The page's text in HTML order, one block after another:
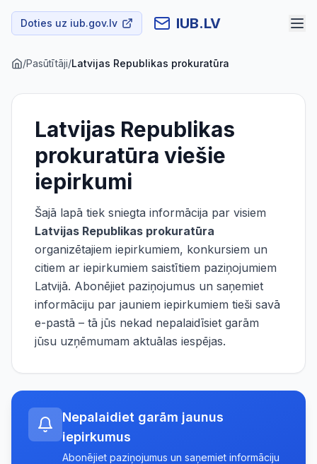
Doties uz iub.gov.lv IUB.LV
/Pasūtītāji/Latvijas Republikas prokuratūra
Latvijas Republikas
prokuratūra viešie
iepirkumi
Šajā lapā tiek sniegta informācija par visiem
Latvijas Republikas prokuratūra
organizētajiem iepirkumiem, konkursiem un
citiem ar iepirkumiem saistītiem paziņojumiem
Latvijā. Abonējiet paziņojumus un saņemiet
informāciju par jauniem iepirkumiem tieši savā
e-pastā – tā jūs nekad nepalaidīsiet garām
jūsu uzņēmumam aktuālas iespējas.
Nepalaidiet garām jaunus
iepirkumus
Abonējiet paziņojumus un saņemiet informāciju